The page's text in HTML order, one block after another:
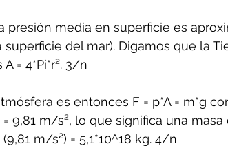
presión media en superficie es
superficie del mar). Digamos que la
= 4*Pi*r². 3/n
es entonces F = p*A = m*g
9,81 m/s², lo que significa una masa
m/s²) = 5,1*10^18 kg. 4/n